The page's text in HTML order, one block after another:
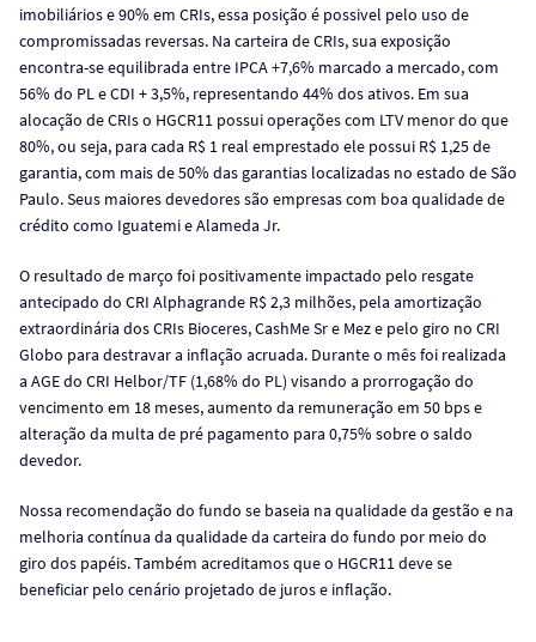
imobiliários e 90% em CRIs, essa posição é possivel pelo uso de
compromissadas reversas. Na carteira de CRIs, sua exposição
encontra-se equilibrada entre IPCA +7,6% marcado a mercado, com
56% do PL e CDI + 3,5%, representando 44% dos ativos. Em sua
alocação de CRIs o HGCR11 possui operações com LTV menor do que
80%, ou seja, para cada R$ 1 real emprestado ele possui R$ 1,25 de
garantia, com mais de 50% das garantias localizadas no estado de São
Paulo. Seus maiores devedores são empresas com boa qualidade de
crédito como Iguatemi e Alameda Jr.
O resultado de março foi positivamente impactado pelo resgate
antecipado do CRI Alphagrande R$ 2,3 milhões, pela amortização
extraordinária dos CRIs Bioceres, CashMe Sr e Mez e pelo giro no CRI
Globo para destravar a inflação acruada. Durante o mês foi realizada
a AGE do CRI Helbor/TF (1,68% do PL) visando a prorrogação do
vencimento em 18 meses, aumento da remuneração em 50 bps e
alteração da multa de pré pagamento para 0,75% sobre o saldo
devedor.
Nossa recomendação do fundo se baseia na qualidade da gestão e na
melhoria contínua da qualidade da carteira do fundo por meio do
giro dos papéis. Também acreditamos que o HGCR11 deve se
beneficiar pelo cenário projetado de juros e inflação.